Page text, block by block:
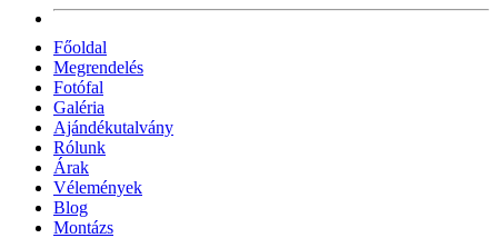
Főoldal
Megrendelés
Fotófal
Galéria
Ajándékutalvány
Rólunk
Árak
Vélemények
Blog
Montázs